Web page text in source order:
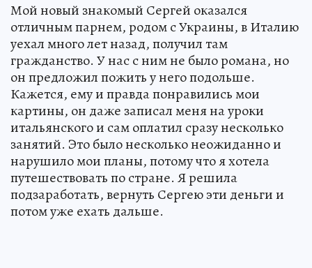
Мой новый знакомый Сергей оказался
отличным парнем, родом с Украины, в Италию
уехал много лет назад, получил там
гражданство. У нас с ним не было романа, но
он предложил пожить у него подольше.
Кажется, ему и правда понравились мои
картины, он даже записал меня на уроки
итальянского и сам оплатил сразу несколько
занятий. Это было несколько неожиданно и
нарушило мои планы, потому что я хотела
путешествовать по стране. Я решила
подзаработать, вернуть Сергею эти деньги и
потом уже ехать дальше.